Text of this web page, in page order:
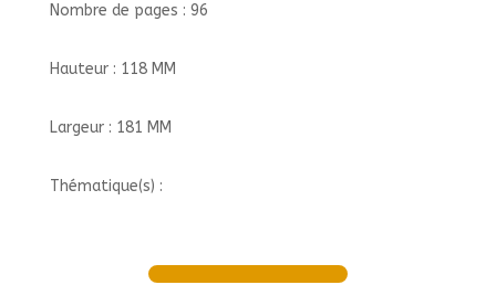
Nombre de pages : 96
Hauteur : 118 MM
Largeur : 181 MM
Thématique(s) :